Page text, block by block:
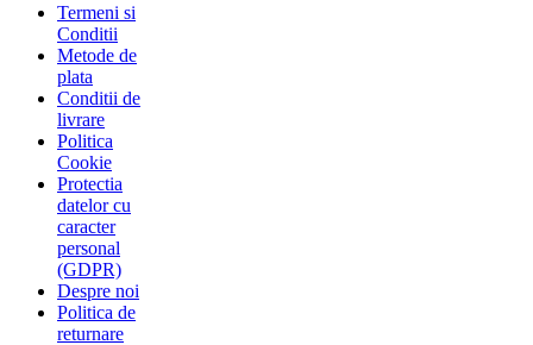
Termeni si
Conditii
Metode de
plata
Conditii de
livrare
Politica
Cookie
Protectia
datelor cu
caracter
personal
(GDPR)
Despre noi
Politica de
returnare